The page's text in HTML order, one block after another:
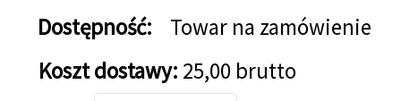
Dostępność:
Towar na zamówienie
Koszt dostawy: 25,00 brutto
Dodaj do koszyka